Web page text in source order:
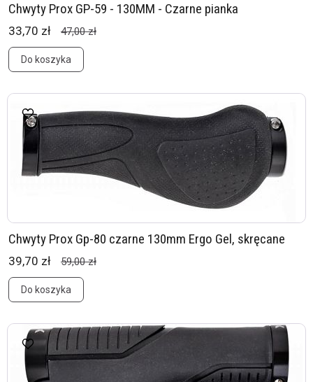
Chwyty Prox GP-59 - 130MM - Czarne pianka
33,70 zł 47,00 zł
Do koszyka
Chwyty Prox Gp-80 czarne 130mm Ergo Gel, skręcane
39,70 zł 59,00 zł
Do koszyka